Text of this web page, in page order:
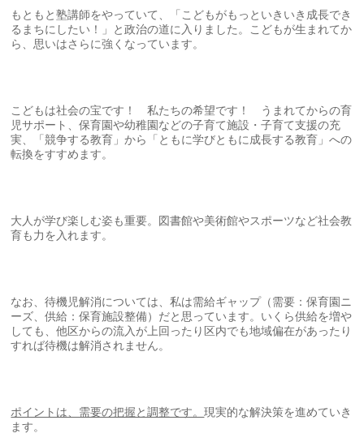
もともと塾講師をやっていて、「こどもがもっといきいき成長でき
るまちにしたい！」と政治の道に入りました。こどもが生まれてか
ら、思いはさらに強くなっています。
こどもは社会の宝です！ 私たちの希望です！ うまれてからの育
児サポート、保育園や幼稚園などの子育て施設・子育て支援の充
実、「競争する教育」から「ともに学びともに成長する教育」への
転換をすすめます。
大人が学び楽しむ姿も重要。図書館や美術館やスポーツなど社会教
育も力を入れます。
なお、待機児解消については、私は需給ギャップ（需要：保育園ニ
ーズ、供給：保育施設整備）だと思っています。いくら供給を増や
しても、他区からの流入が上回ったり区内でも地域偏在があったり
すれば待機は解消されません。
ポイントは、需要の把握と調整です。現実的な解決策を進めていき
ます。